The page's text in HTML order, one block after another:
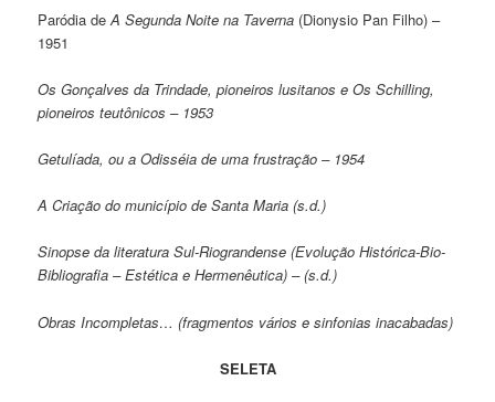
Paródia deA Segunda Noite na Taverna (Dionysio Pan Filho) –
1951
Os Gonçalves da Trindade, pioneiros lusitanos e Os Schilling,
pioneiros teutônicos – 1953
Getulíada, ou a Odisséia de uma frustração – 1954
A Criação do município de Santa Maria (s.d.)
Sinopse da literatura Sul-Riograndense (Evolução Histórica-Bio-
Bibliografia – Estética e Hermenêutica) – (s.d.)
Obras Incompletas… (fragmentos vários e sinfonias inacabadas)
SELETA